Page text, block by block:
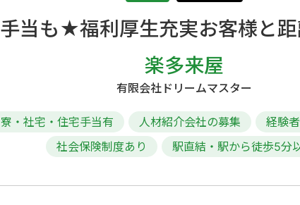
手当も★福利厚生充実お客様と
楽多来屋
有限会社ドリームマスター
寮・社宅・住宅手当有 人材紹介会社の募集 経験
社会保険制度あり
駅直結・駅から徒歩5分